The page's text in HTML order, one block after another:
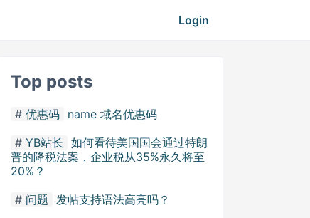
Login
Top posts
优惠码 name 域名优惠码
YB站长 如何看待美国国会通过特朗
普的降税法案，企业税从35%永久将至
20%？
问题 发帖支持语法高亮吗？